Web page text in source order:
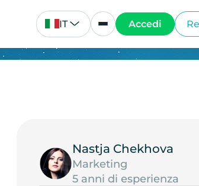
IT Accedi
Nastja Chekhova
Marketing
5 anni di esperienza